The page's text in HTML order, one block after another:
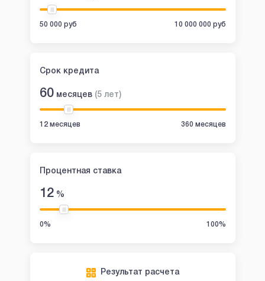
50 000 руб 10 000 000 руб
Срок кредита
60 месяцев (5 лет)
12 месяцев 360 месяцев
Процентная ставка
12%
0% 100%
Результат расчета